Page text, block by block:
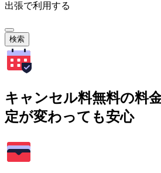
出張で利用する
検索
キャンセル料無料の料
定が変わっても安心